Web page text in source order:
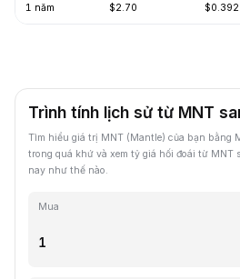
1 năm $2.70
Trình tính lịch sử từ MNT
Tìm hiểu giá trị MNT (Mantle) của bạn bằng
trong quá khứ và xem tỷ giá hối đoái từ MNT
nay như thế nào.
Mua